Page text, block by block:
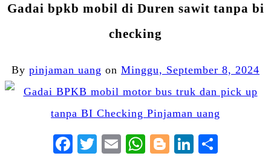
Gadai bpkb mobil di Duren sawit tanpa bi
checking
By pinjaman uang on Minggu, September 8, 2024
Facebook
Twitter
EmailWhatsApp
BloggerLinkedIn